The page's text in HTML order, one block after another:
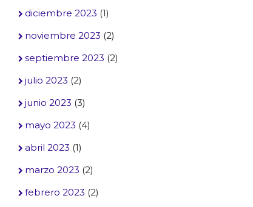
diciembre 2023 (1)
noviembre 2023 (2)
septiembre 2023 (2)
julio 2023 (2)
junio 2023 (3)
mayo 2023 (4)
abril 2023 (1)
marzo 2023 (2)
febrero 2023 (2)